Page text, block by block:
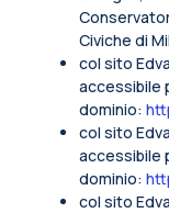
Civiche di
col sito
accessibile
dominio:
col sito
accessibile
dominio:
col sito